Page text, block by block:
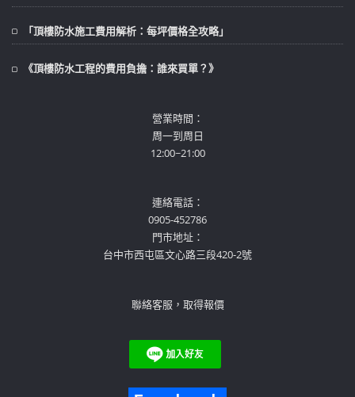
「頂樓防水施工費用解析：每坪價格全攻略」
《頂樓防水工程的費用負擔：誰來買單？》
營業時間：
周一到周日
12:00~21:00
連絡電話：
0905-452786
門市地址：
台中市西屯區文心路三段420-2號
聯絡客服，取得報價